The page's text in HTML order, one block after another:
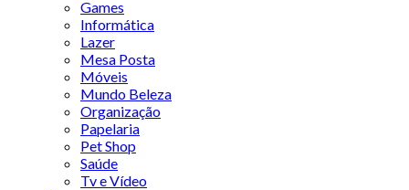
Games
Informática
Lazer
Mesa Posta
Móveis
Mundo Beleza
Organização
Papelaria
Pet Shop
Saúde
Tv e Vídeo